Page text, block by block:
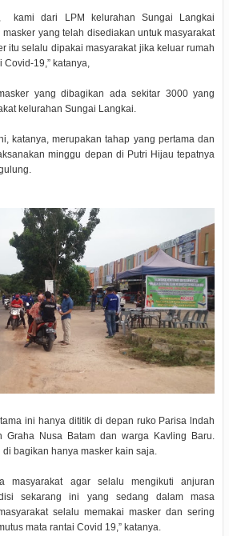
kami dari LPM kelurahan Sungai Langkai
yang telah disediakan untuk masyarakat
itu selalu dipakai masyarakat jika keluar rumah
19,” katanya,
yang dibagikan ada sekitar 3000 yang
kelurahan Sungai Langkai.
katanya, merupakan tahap yang pertama dan
minggu depan di Putri Hijau tepatnya
ini hanya dititik di depan ruko Parisa lndah
Nusa Batam dan warga Kavling Baru.
bagikan hanya masker kain saja.
masyarakat agar selalu mengikuti anjuran
sekarang ini yang sedang dalam masa
selalu memakai masker dan sering
mata rantai Covid 19,” katanya.